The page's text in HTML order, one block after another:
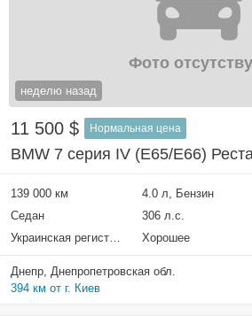
неделю назад
Фото
11 500 $ Нормальная цена
BMW 7 серия IV (E65/E66)
139 000 км 4.0 л, Бензин
Седан
306 л.с.
Украинская регистрация
Хорошее
Днепр, Днепропетровская обл.
394 км от г. Киев